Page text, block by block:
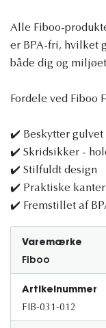
Alle Fiboo-
er BPA-fri, hvilket
både dig og
Fordele ved Fiboo
✔️ Beskytter gulvet
✔️ Skridsikker -
✔️ Stilfuldt design
✔️ Praktiske
✔️ Fremstillet af
Varemærke
Fiboo
Artikelnummer
FIB-031-012